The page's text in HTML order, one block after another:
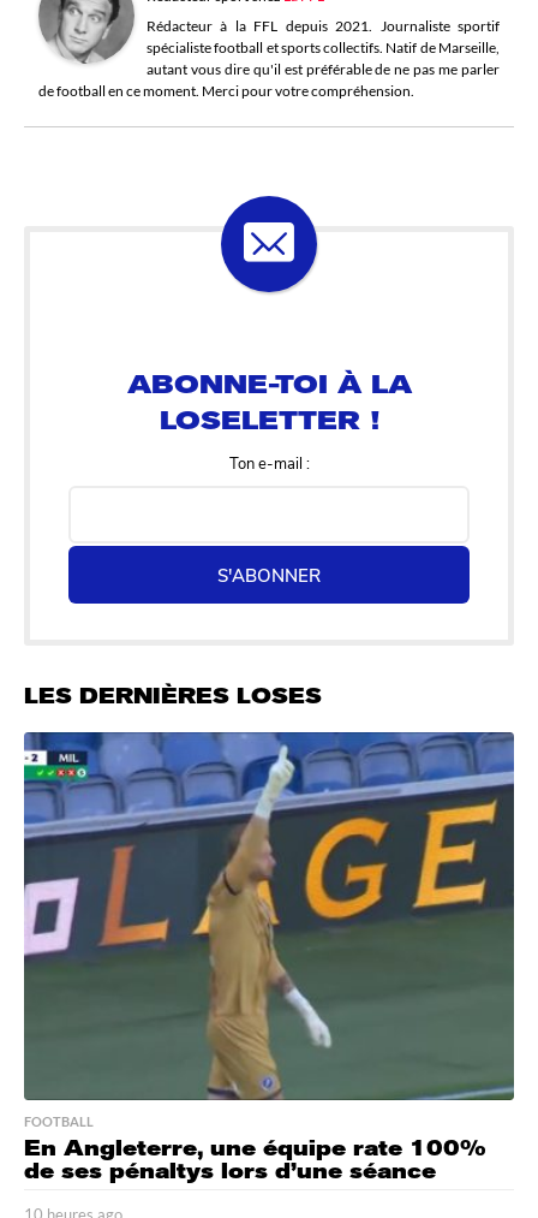
Rédacteur à la FFL depuis 2021. Journaliste sportif
spécialiste football et sports collectifs. Natif de Marseille,
autant vous dire qu'il est préférable de ne pas me parler
de football en ce moment. Merci pour votre compréhension.
Ton e-mail :
S'ABONNER
LES DERNIÈRES LOSES
FOOTBALL
En Angleterre, une équipe rate 100%
de ses pénaltys lors d’une séance